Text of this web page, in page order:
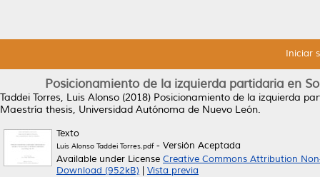
Iniciar
Posicionamiento de la izquierda partidaria en
Taddei Torres, Luis Alonso (2018) Posicionamiento de la izquierda
Maestría thesis, Universidad Autónoma de Nuevo León.
Texto
Luis Alonso Taddei Torres.pdf- Versión Aceptada
Available under License Creative Commons Attribution
Download (952kB)
Vista previa